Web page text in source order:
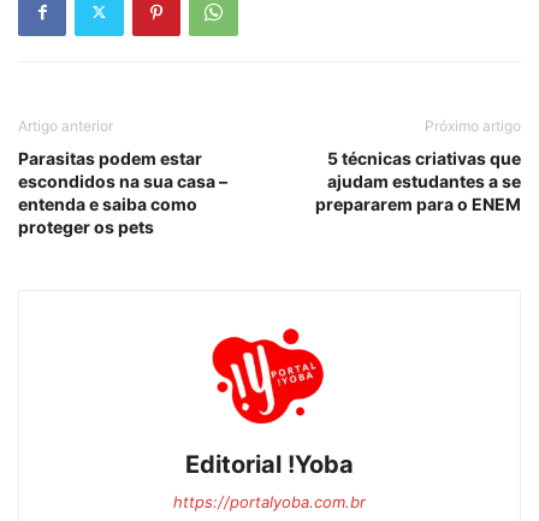
Artigo anterior
Parasitas podem estar
escondidos na sua casa –
entenda e saiba como
proteger os pets
Próximo artigo
5 técnicas criativas que
ajudam estudantes a se
prepararem para o ENEM
Editorial !Yoba
https://portalyoba.com.br